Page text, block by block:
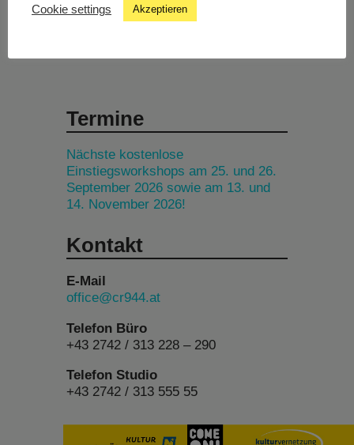
Termine
Nächste kostenlose
Einstiegsworkshops am 25. und 26.
September 2026 sowie am 13. und
14. November 2026!
Kontakt
E-Mail
office@cr944.at
Telefon Büro
+43 2742 / 313 228 – 290
Telefon Studio
+43 2742 / 313 555 55
Cookie settings Akzeptieren